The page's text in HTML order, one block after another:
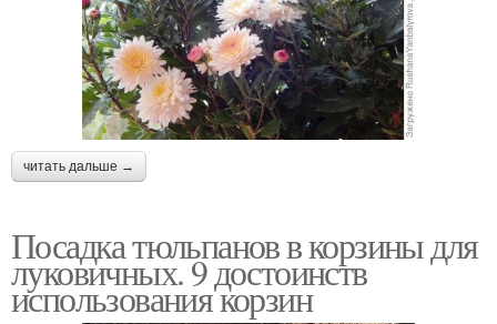
читать дальше →
Посадка тюльпанов в корзины для
луковичных. 9 достоинств
использования корзин